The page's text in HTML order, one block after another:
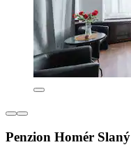
Penzion Homér Slaný